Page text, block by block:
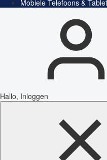
Mobiele Telefoons &
Hallo, Inloggen